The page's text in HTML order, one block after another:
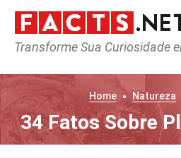
Transforme Sua Curiosidade
Home Natureza
34 Fatos Sobre